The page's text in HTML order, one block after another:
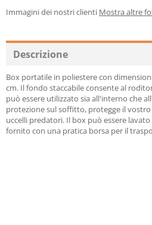
Immagini dei nostri clienti Mostra altre
Descrizione
Box portatile in poliestere con
cm. Il fondo staccabile consente al
può essere utilizzato sia all'interno che
protezione sul soffitto, protegge il
uccelli predatori. Il box può essere
fornito con una pratica borsa per il